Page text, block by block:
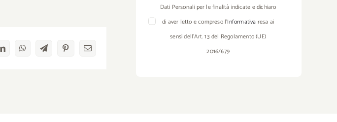
LinkedInWhatsAppTelegramPinterestEmail
Dati Personali per le finalità indicate e dichiaro
di aver letto e compreso l’Informativa resa ai
sensi dell’Art. 13 del Regolamento (UE)
2016/679